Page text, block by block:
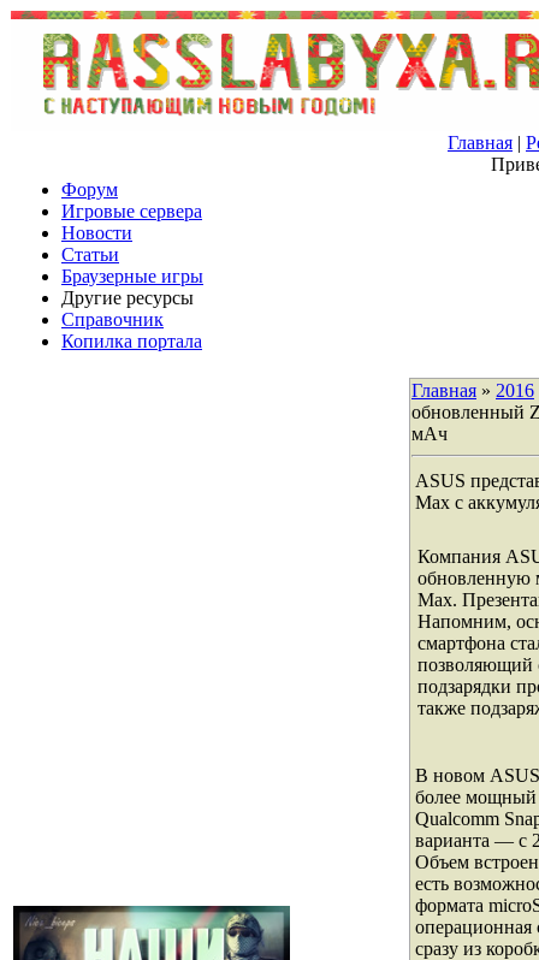
Главная |
Форум
Игровые сервера
Новости
Статьи
Браузерные игры
Другие ресурсы
Справочник
Копилка портала
Главная » 2016
обновленный
мАч
ASUS
Max с
Компания
обновленную
Max.
Напомним,
смартфона
позволяющий
подзарядки
также
В новом
более мощный
Qualcomm
варианта — с
Объем
есть
формата
операционная
сразу из